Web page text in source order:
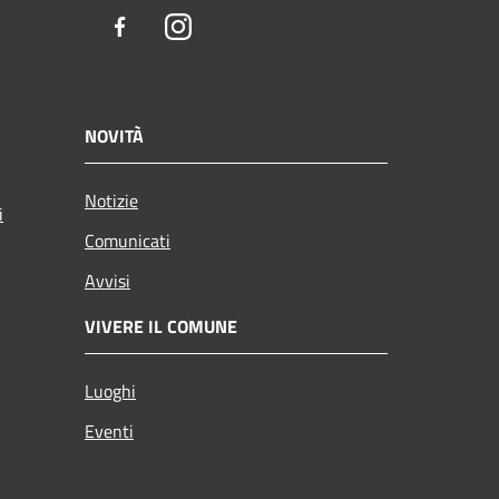
FacebookInstagram
NOVITÀ
Notizie
Comunicati
Avvisi
VIVERE IL COMUNE
Luoghi
Eventi